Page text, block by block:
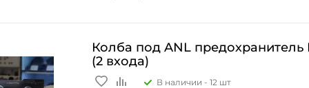
Колба под ANL предохранитель
(2 входа)
В наличии - 12 шт